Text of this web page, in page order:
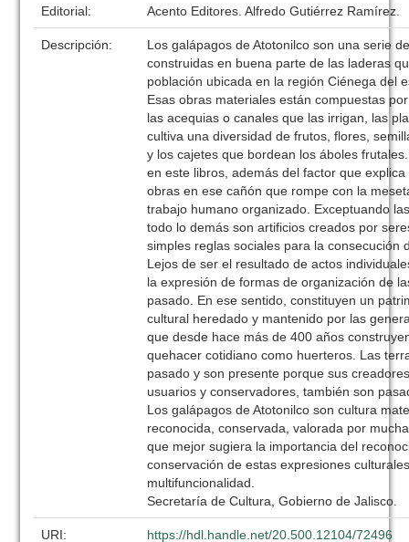
Editorial: Acento Editores. Alfredo Gutiérrez Ramírez.
Descripción:
Los galápagos de Atotonilco son una serie
construidas en buena parte de las laderas
población ubicada en la región Ciénega del
Esas obras materiales están compuestas
las acequias o canales que las irrigan, las
cultiva una diversidad de frutos, flores,
y los cajetes que bordean los áboles
en este libros, además del factor que
obras en ese cañón que rompe con la
trabajo humano organizado. Exceptuando
todo lo demás son artificios creados por
simples reglas sociales para la consecución
Lejos de ser el resultado de actos
la expresión de formas de organización de
pasado. En ese sentido, constituyen un
cultural heredado y mantenido por las
que desde hace más de 400 años
quehacer cotidiano como huerteros. Las
pasado y son presente porque sus
usuarios y conservadores, también son
Los galápagos de Atotonilco son cultura
reconocida, conservada, valorada por
que mejor sugiera la importancia del
conservación de estas expresiones
multifuncionalidad.
Secretaría de Cultura, Gobierno de Jalisco.
URI: https://hdl.handle.net/20.500.12104/72496